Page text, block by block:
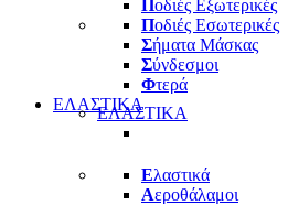
Ποδιές Εξωτερικές
Ποδιές Εσωτερικές
Σήματα Μάσκας
Σύνδεσμοι
Φτερά
ΕΛΑΣΤΙΚΑΕΛΑΣΤΙΚΑ
Ελαστικά
Αεροθάλαμοι